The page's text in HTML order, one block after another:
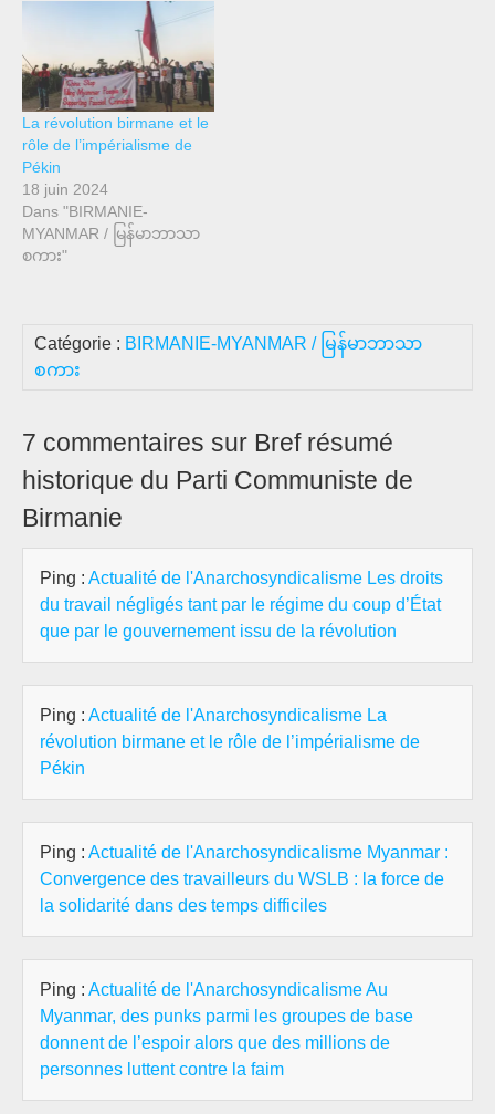
La révolution birmane et le
rôle de l’impérialisme de
Pékin
18 juin 2024
Dans "BIRMANIE-
MYANMAR / မြန်မာဘာသာ
စကား"
Catégorie : BIRMANIE-MYANMAR / မြန်မာဘာသာ
စကား
7 commentaires sur Bref résumé
historique du Parti Communiste de
Birmanie
Ping : Actualité de l'Anarchosyndicalisme Les droits
du travail négligés tant par le régime du coup d’État
que par le gouvernement issu de la révolution
Ping : Actualité de l'Anarchosyndicalisme La
révolution birmane et le rôle de l’impérialisme de
Pékin
Ping : Actualité de l'Anarchosyndicalisme Myanmar :
Convergence des travailleurs du WSLB : la force de
la solidarité dans des temps difficiles
Ping : Actualité de l'Anarchosyndicalisme Au
Myanmar, des punks parmi les groupes de base
donnent de l’espoir alors que des millions de
personnes luttent contre la faim